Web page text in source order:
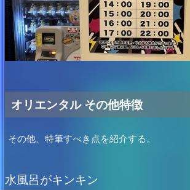
オリエンタル その他特徴
その他、特筆すべき点を紹介する。
水風呂がキンキン